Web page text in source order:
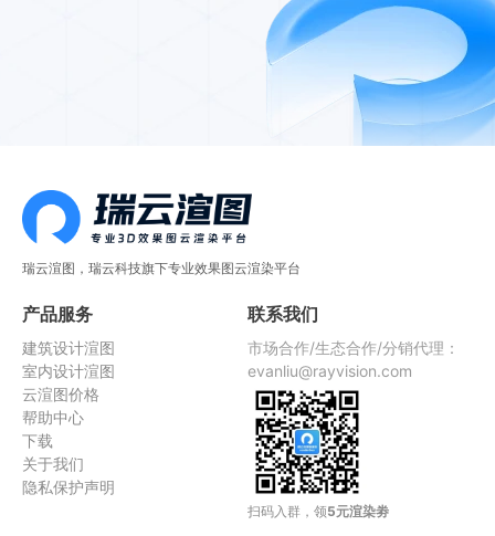
瑞云渲图，瑞云科技旗下专业效果图云渲染平台
产品服务
建筑设计渲图
室内设计渲图
云渲图价格
帮助中心
下载
关于我们
隐私保护声明
联系我们
市场合作/生态合作/分销代理：
evanliu@rayvision.com
扫码入群，领5元渲染劵